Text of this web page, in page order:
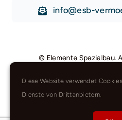
info@esb-
© Elemente Spezialbau.
Back to top
Diese Website verwendet
Dienste von Drittanbietern.